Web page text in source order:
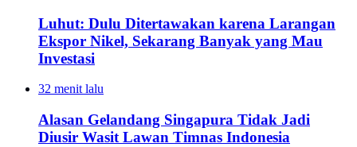
Luhut: Dulu Ditertawakan karena Larangan
Ekspor Nikel, Sekarang Banyak yang Mau
Investasi
32 menit lalu
Alasan Gelandang Singapura Tidak Jadi
Diusir Wasit Lawan Timnas Indonesia